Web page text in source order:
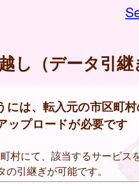
し（データ引継
には、転入元の市区町
ップロードが必要です
村にて、該当するサービス
引継ぎが可能です。